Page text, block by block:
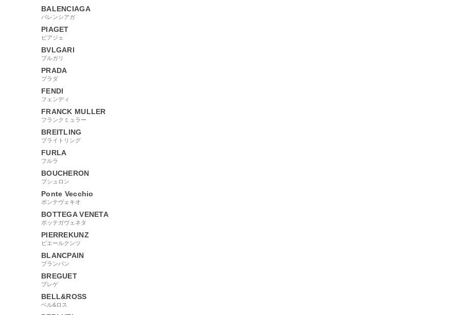
BALENCIAGA
バレンシアガ
PIAGET
ピアジェ
BVLGARI
ブルガリ
PRADA
プラダ
FENDI
フェンディ
FRANCK MULLER
フランクミュラー
BREITLING
ブライトリング
FURLA
フルラ
BOUCHERON
ブシュロン
Ponte Vecchio
ポンテヴェキオ
BOTTEGA VENETA
ボッテガヴェネタ
PIERREKUNZ
ピエールクンツ
BLANCPAIN
ブランパン
BREGUET
ブレゲ
BELL&ROSS
ベル&ロス